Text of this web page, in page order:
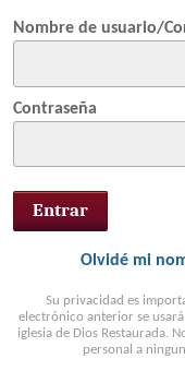
Nombre de usuario/
Contraseña
Olvidé mi
Su privacidad es
electrónico anterior se
iglesia de Dios Restaurada.
personal a